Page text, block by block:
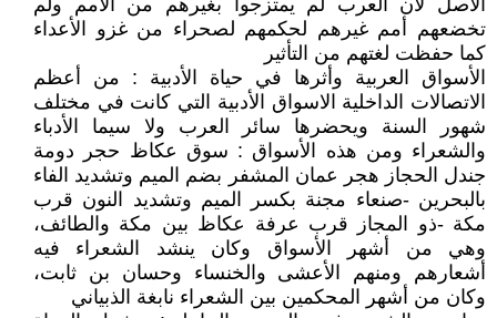
الأصل لأن العرب لم يمتزجوا بغيرهم من الأمم ولم
تخضعهم أمم غيرهم لحكمهم لصحراء من غزو الأعداء
كما حفظت لغتهم من التأثير
الأسواق العربية وأثرها في حياة الأدبية : من أعظم
الاتصالات الداخلية الاسواق الأدبية التي كانت في مختلف
شهور السنة ويحضرها سائر العرب ولا سيما الأدباء
والشعراء ومن هذه الأسواق : سوق عكاظ حجر دومة
جندل الحجاز هجر عمان المشفر بضم الميم وتشديد الفاء
بالبحرين -صنعاء مجنة بكسر الميم وتشديد النون قرب
مكة -ذو المجاز قرب عرفة عكاظ بين مكة والطائف،
وهي من أشهر الأسواق وكان ينشد الشعراء فيه
أشعارهم ومنهم الأعشى والخنساء وحسان بن ثابت،
وكان من أشهر المحكمين بين الشعراء نابغة الذبياني